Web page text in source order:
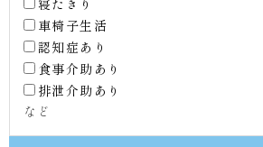
寝たきり
車椅子生活
認知症あり
食事介助あり
排泄介助あり
など